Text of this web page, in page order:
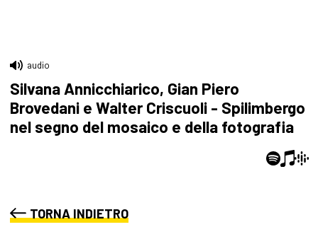
audio
Silvana Annicchiarico, Gian Piero
Brovedani e Walter Criscuoli - Spilimbergo
nel segno del mosaico e della fotografia
TORNA INDIETRO